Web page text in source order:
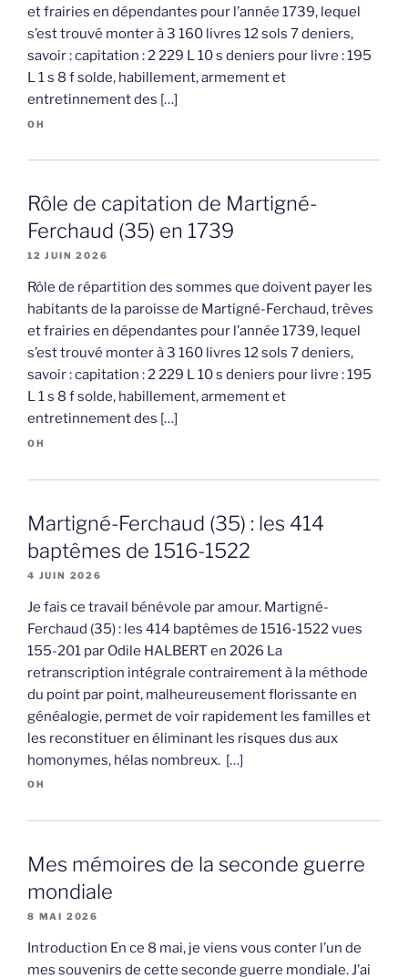
et frairies en dépendantes pour l’année 1739, lequel
s’est trouvé monter à 3 160 livres 12 sols 7 deniers,
savoir : capitation : 2 229 L 10 s deniers pour livre : 195
L 1 s 8 f solde, habillement, armement et
entretinnement des […]
OH
Rôle de capitation de Martigné-
Ferchaud (35) en 1739
12 JUIN 2026
Rôle de répartition des sommes que doivent payer les
habitants de la paroisse de Martigné-Ferchaud, trèves
et frairies en dépendantes pour l’année 1739, lequel
s’est trouvé monter à 3 160 livres 12 sols 7 deniers,
savoir : capitation : 2 229 L 10 s deniers pour livre : 195
L 1 s 8 f solde, habillement, armement et
entretinnement des […]
OH
Martigné-Ferchaud (35) : les 414
baptêmes de 1516-1522
4 JUIN 2026
Je fais ce travail bénévole par amour. Martigné-
Ferchaud (35) : les 414 baptêmes de 1516-1522 vues
155-201 par Odile HALBERT en 2026 La
retranscription intégrale contrairement à la méthode
du point par point, malheureusement florissante en
généalogie, permet de voir rapidement les familles et
les reconstituer en éliminant les risques dus aux
homonymes, hélas nombreux. […]
OH
Mes mémoires de la seconde guerre
mondiale
8 MAI 2026
Introduction En ce 8 mai, je viens vous conter l’un de
mes souvenirs de cette seconde guerre mondiale. J’ai